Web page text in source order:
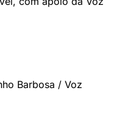
Barbosa / Voz